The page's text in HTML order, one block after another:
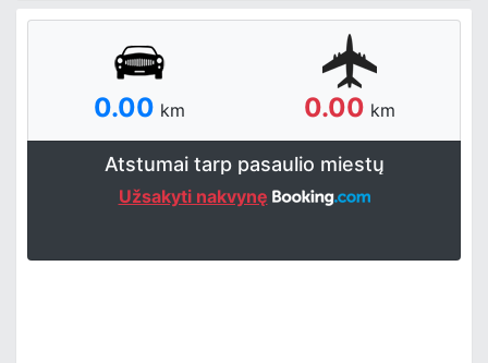
0.00 km 0.00 km
Atstumai tarp pasaulio miestų
Užsakyti nakvynę